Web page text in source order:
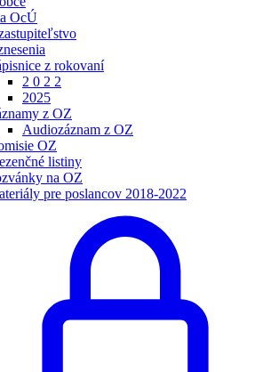
OcÚ
z rokovaní
2 0 2 2
2025
z OZ
Audiozáznam z OZ
OZ
listiny
na OZ
pre poslancov 2018-2022